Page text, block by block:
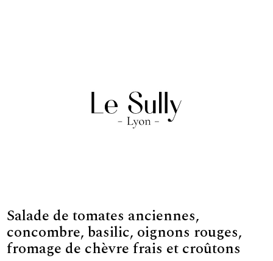
Salade de tomates anciennes,
concombre, basilic, oignons rouges,
fromage de chèvre frais et croûtons